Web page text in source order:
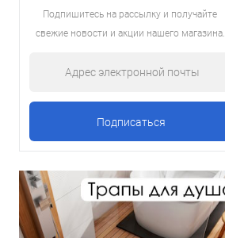
Подпишитесь на рассылку и получайте
свежие новости и акции нашего магазина.